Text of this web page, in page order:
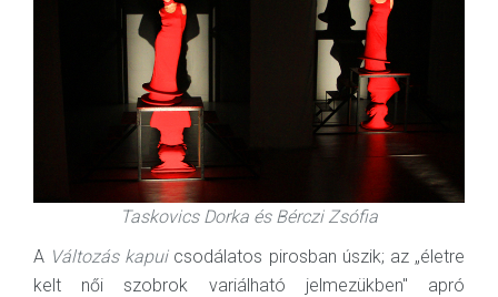
Taskovics Dorka és Bérczi Zsófia
A Változás kapuicsodálatos pirosban úszik; az „életre
kelt női szobrok variálható jelmezükben" apró